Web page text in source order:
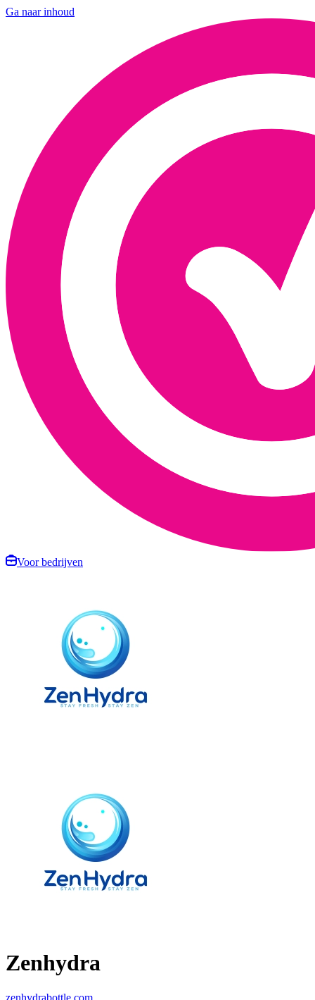
Ga naar inhoud
Voor bedrijven
Zenhydra
zenhydrabottle.com